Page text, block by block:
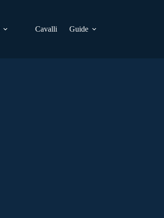
Cavalli Guide